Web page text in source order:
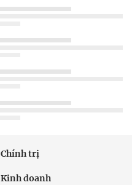
Chính trị
Kinh doanh